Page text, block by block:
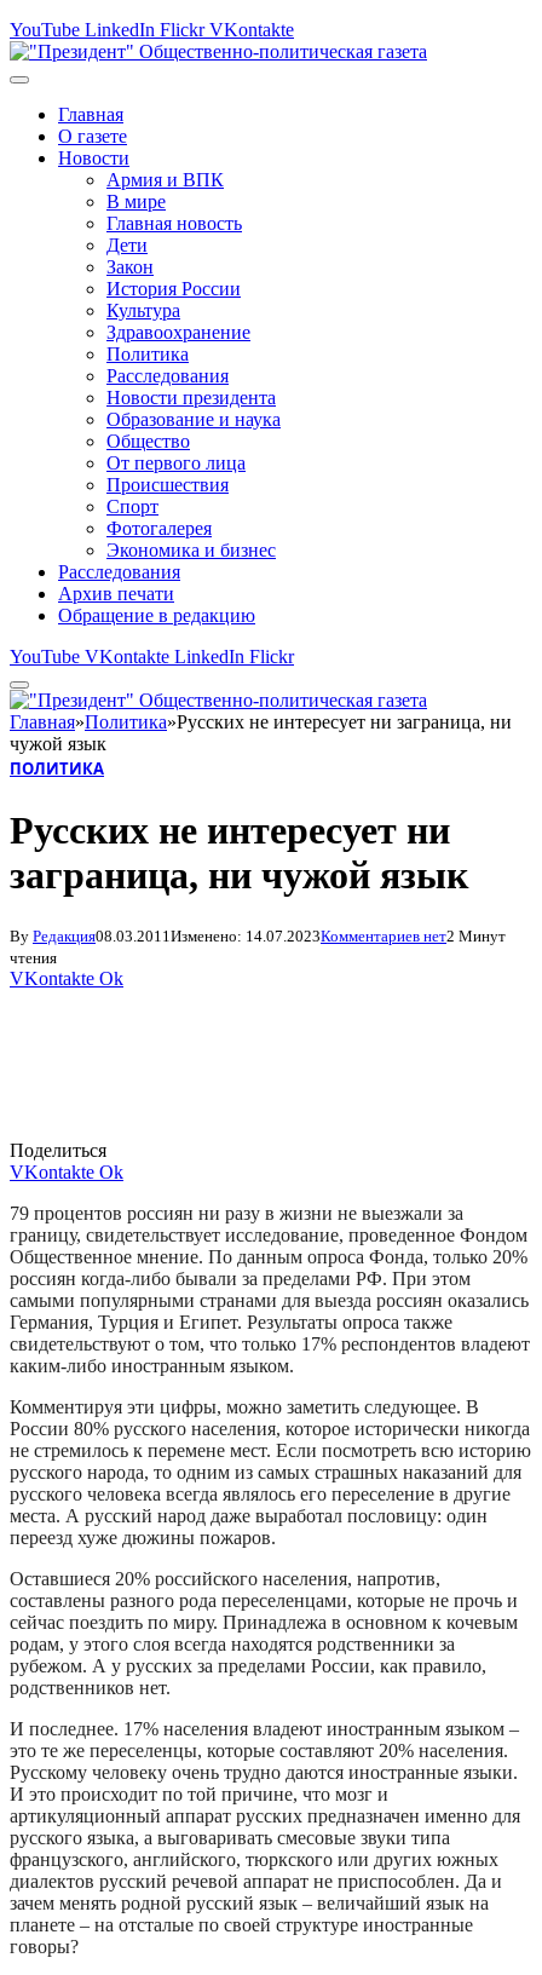
YouTube LinkedIn Flickr VKontakte
Главная
О газете
Новости
Армия и ВПК
В мире
Главная новость
Дети
Закон
История России
Культура
Здравоохранение
Политика
Расследования
Новости президента
Образование и наука
Общество
От первого лица
Происшествия
Спорт
Фотогалерея
Экономика и бизнес
Расследования
Архив печати
Обращение в редакцию
YouTube VKontakte LinkedIn Flickr
Главная»Политика»Русских не интересует ни заграница, ни
чужой язык
ПОЛИТИКА
Русских не интересует ни
заграница, ни чужой язык
By Редакция08.03.2011 Изменено: 14.07.2023Комментариев нет2 Минут
чтения
VKontakte Ok
Поделиться
VKontakte Ok
79 процентов россиян ни разу в жизни не выезжали за
границу, свидетельствует исследование, проведенное Фондом
Общественное мнение. По данным опроса Фонда, только 20%
россиян когда-либо бывали за пределами РФ. При этом
самыми популярными странами для выезда россиян оказались
Германия, Турция и Египет. Результаты опроса также
свидетельствуют о том, что только 17% респондентов владеют
каким-либо иностранным языком.
Комментируя эти цифры, можно заметить следующее. В
России 80% русского населения, которое исторически никогда
не стремилось к перемене мест. Если посмотреть всю историю
русского народа, то одним из самых страшных наказаний для
русского человека всегда являлось его переселение в другие
места. А русский народ даже выработал пословицу: один
переезд хуже дюжины пожаров.
Оставшиеся 20% российского населения, напротив,
составлены разного рода переселенцами, которые не прочь и
сейчас поездить по миру. Принадлежа в основном к кочевым
родам, у этого слоя всегда находятся родственники за
рубежом. А у русских за пределами России, как правило,
родственников нет.
И последнее. 17% населения владеют иностранным языком –
это те же переселенцы, которые составляют 20% населения.
Русскому человеку очень трудно даются иностранные языки.
И это происходит по той причине, что мозг и
артикуляционный аппарат русских предназначен именно для
русского языка, а выговаривать смесовые звуки типа
французского, английского, тюркского или других южных
диалектов русский речевой аппарат не приспособлен. Да и
зачем менять родной русский язык – величайший язык на
планете – на отсталые по своей структуре иностранные
говоры?